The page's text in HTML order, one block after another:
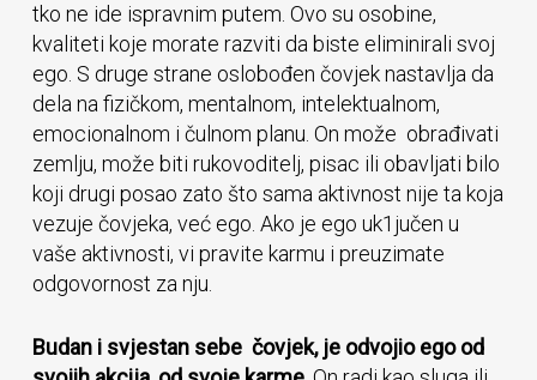
tko ne ide ispravnim putem. Ovo su osobine,
kvaliteti koje morate razviti da biste eliminirali svoj
ego. S druge strane oslobođen čovjek nastavlja da
dela na fizičkom, mentalnom, intelektualnom,
emocionalnom i čulnom planu. On može obrađivati
zemlju, može biti rukovoditelj, pisac ili obavljati bilo
koji drugi posao zato što sama aktivnost nije ta koja
vezuje čovjeka, već ego. Ako je ego uk1jučen u
vaše aktivnosti, vi pravite karmu i preuzimate
odgovornost za nju.
Budan i svjestan sebe čovjek, je odvojio ego od